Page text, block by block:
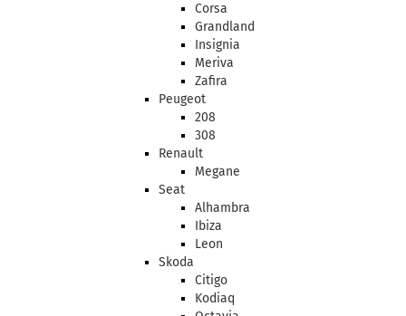
Corsa
Grandland
Insignia
Meriva
Zafira
Peugeot
208
308
Renault
Megane
Seat
Alhambra
Ibiza
Leon
Skoda
Citigo
Kodiaq